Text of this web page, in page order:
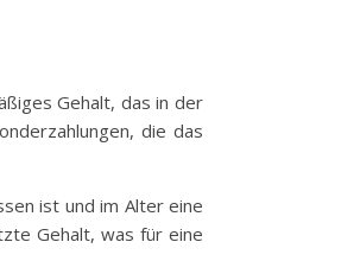
Gehalt, das in der
die das
ist und im Alter eine
Gehalt, was für eine